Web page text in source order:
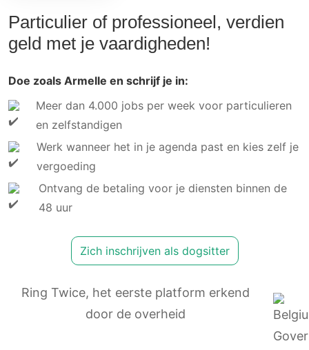
Particulier of professioneel, verdien
geld met je vaardigheden!
Doe zoals Armelle en schrijf je in:
Meer dan 4.000 jobs per week voor particulieren
en zelfstandigen
Werk wanneer het in je agenda past en kies zelf je
vergoeding
Ontvang de betaling voor je diensten binnen de
48 uur
Zich inschrijven als dogsitter
Ring Twice, het eerste platform erkend
door de overheid